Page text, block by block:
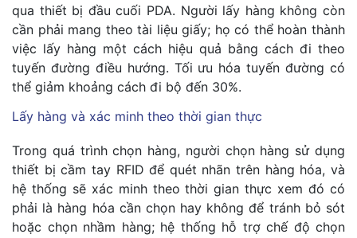
qua thiết bị đầu cuối PDA. Người lấy hàng không còn
cần phải mang theo tài liệu giấy; họ có thể hoàn thành
việc lấy hàng một cách hiệu quả bằng cách đi theo
tuyến đường điều hướng. Tối ưu hóa tuyến đường có
thể giảm khoảng cách đi bộ đến 30%.
Lấy hàng và xác minh theo thời gian thực
Trong quá trình chọn hàng, người chọn hàng sử dụng
thiết bị cầm tay RFID để quét nhãn trên hàng hóa, và
hệ thống sẽ xác minh theo thời gian thực xem đó có
phải là hàng hóa cần chọn hay không để tránh bỏ sót
hoặc chọn nhầm hàng; hệ thống hỗ trợ chế độ chọn